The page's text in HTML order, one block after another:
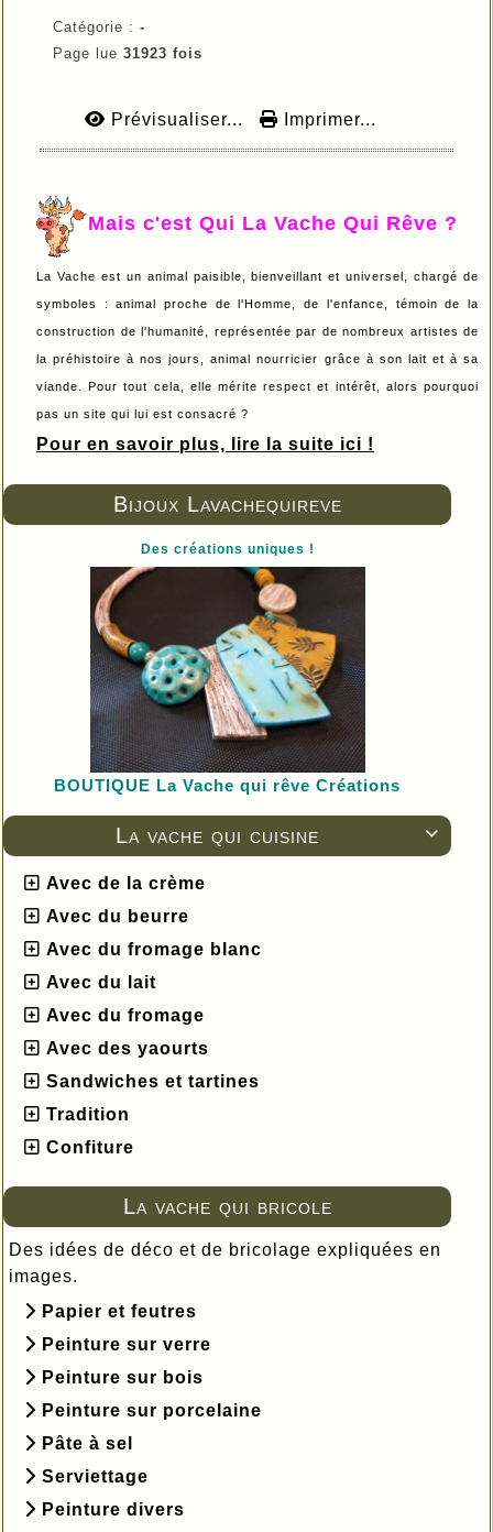
Bijoux Lavachequireve
Des créations uniques !
BOUTIQUE La Vache qui rêve Créations

La vache qui cuisine
Avec de la crème
Avec du beurre
Avec du fromage blanc
Avec du lait
Avec du fromage
Avec des yaourts
Sandwiches et tartines
Tradition
Confiture
La vache qui bricole
Des idées de déco et de bricolage expliquées en
images.
Papier et feutres
Peinture sur verre
Peinture sur bois
Peinture sur porcelaine
Pâte à sel
Serviettage
Peinture divers
Catégorie : -
Page lue 31923 fois
Prévisualiser... Imprimer...
Mais c'est Qui La Vache Qui Rêve ?
La Vache est un animal paisible, bienveillant et universel, chargé de
symboles : animal proche de l'Homme, de l'enfance, témoin de la
construction de l'humanité, représentée par de nombreux artistes de
la préhistoire à nos jours, animal nourricier grâce à son lait et à sa
viande. Pour tout cela, elle mérite respect et intérêt, alors pourquoi
pas un site qui lui est consacré ?
Pour en savoir plus, lire la suite ici !